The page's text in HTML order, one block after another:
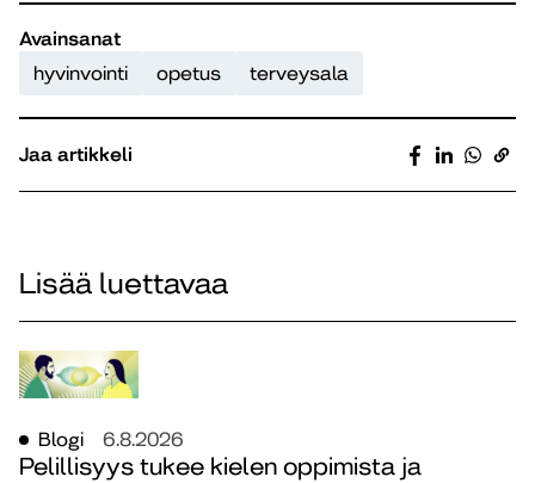
Avainsanat
hyvinvointi
opetus terveysala
Jaa artikkeli
Lisää luettavaa
Blogi 6.8.2026
Pelillisyys tukee kielen oppimista ja